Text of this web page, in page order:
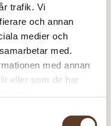
trafik. Vi
och annan
medier och
med.
med annan
eller som de har